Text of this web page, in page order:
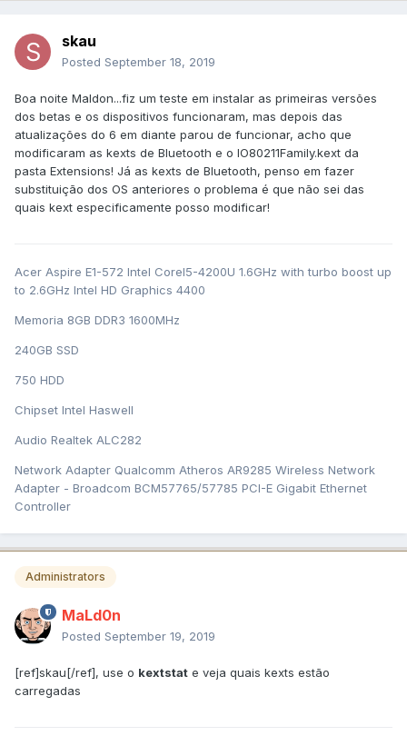
skau
Posted September 18, 2019
Boa noite Maldon...fiz um teste em instalar as primeiras versões
dos betas e os dispositivos funcionaram, mas depois das
atualizações do 6 em diante parou de funcionar, acho que
modificaram as kexts de Bluetooth e o IO80211Family.kext da
pasta Extensions! Já as kexts de Bluetooth, penso em fazer
substituição dos OS anteriores o problema é que não sei das
quais kext especificamente posso modificar!
Acer Aspire E1-572 Intel CoreI5-4200U 1.6GHz with turbo boost up
to 2.6GHz Intel HD Graphics 4400
Memoria 8GB DDR3 1600MHz
240GB SSD
750 HDD
Chipset Intel Haswell
Audio Realtek ALC282
Network Adapter Qualcomm Atheros AR9285 Wireless Network
Adapter - Broadcom BCM57765/57785 PCI-E Gigabit Ethernet
Controller
Administrators
MaLd0n
Posted September 19, 2019
[ref]skau[/ref], use o kextstat e veja quais kexts estão
carregadas